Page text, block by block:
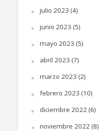
julio 2023 (4)
junio 2023 (5)
mayo 2023 (5)
abril 2023 (7)
marzo 2023 (2)
febrero 2023 (10)
diciembre 2022(6)
noviembre 2022(8)